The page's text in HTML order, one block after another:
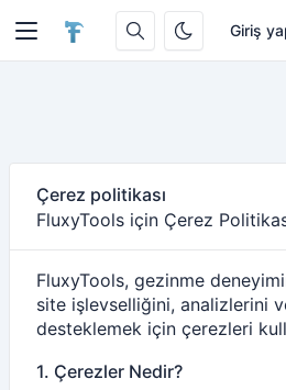
Giriş
Çerez politikası
FluxyTools için Çerez
FluxyTools, gezinme
site işlevselliğini, analizlerini
desteklemek için çerezleri
1. Çerezler Nedir?